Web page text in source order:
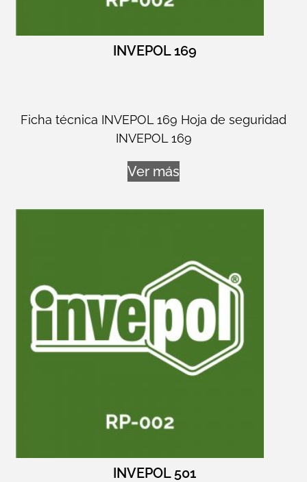
INVEPOL 169
Ficha técnica INVEPOL 169 Hoja de seguridad
INVEPOL 169
Ver más
INVEPOL 501